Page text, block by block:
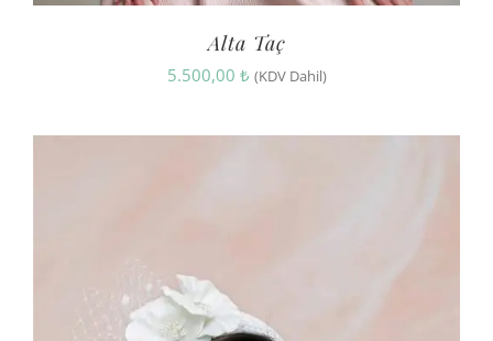
Alta Taç
5.500,00 ₺ (KDV Dahil)